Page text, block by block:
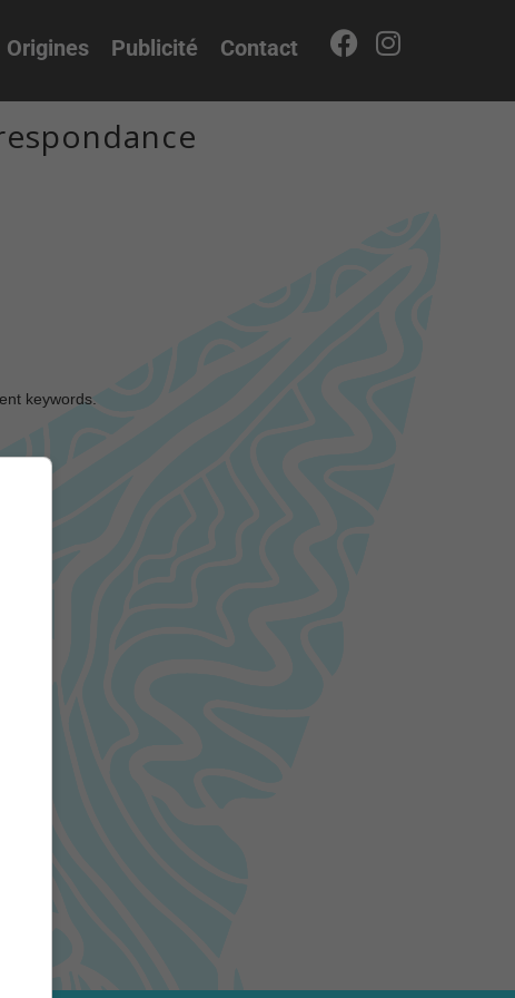
Origines Publicité Contact
keywords.